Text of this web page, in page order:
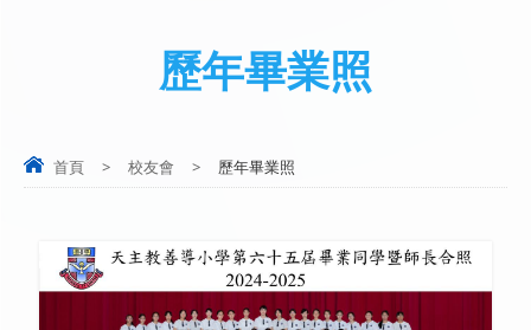
歷年畢業照
首頁 > 校友會 > 歷年畢業照